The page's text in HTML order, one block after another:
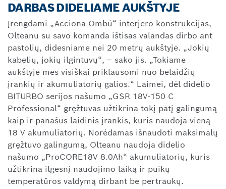
DARBAS DIDELIAME AUKŠTYJE
Įrengdami „Acciona Ombú“ interjero konstrukcijas,
Olteanu su savo komanda ištisas valandas dirbo ant
pastolių, didesniame nei 20 metrų aukštyje. „Jokių
kabelių, jokių ilgintuvų“, – sako jis. „Tokiame
aukštyje mes visiškai priklausomi nuo belaidžių
įrankių ir akumuliatorių galios.“ Laimei, dėl didelio
BITURBO serijos našumo „GSR 18V-150 C
Professional“ gręžtuvas užtikrina tokį patį galingumą
kaip ir panašus laidinis įrankis, kuris naudoja vieną
18 V akumuliatorių. Norėdamas išnaudoti maksimalų
gręžtuvo galingumą, Olteanu naudoja didelio
našumo „ProCORE18V 8.0Ah“ akumuliatorių, kuris
užtikrina ilgesnį naudojimo laiką ir puikų
temperatūros valdymą dirbant be pertraukų.